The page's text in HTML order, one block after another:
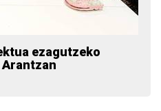
ezagutzeko